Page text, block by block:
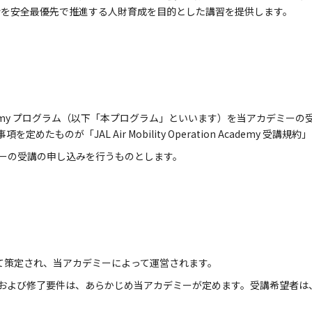
全最優先で推進する人財育成を目的とした講習を提供します。
ログラム（以下「本プログラム」といいます）を当アカデミーの
項を定めたものが「JAL Air Mobility Operation Academy 受講規約
受講の申し込みを行うものとします。
定され、当アカデミーによって運営されます。
び修了要件は、あらかじめ当アカデミーが定めます。受講希望者